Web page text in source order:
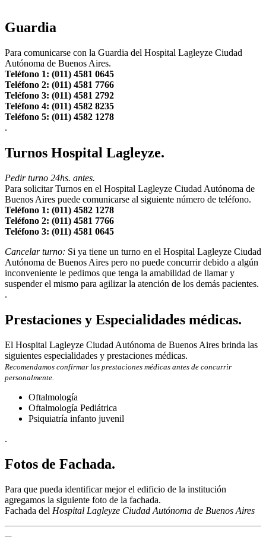
Guardia
Para comunicarse con la Guardia del Hospital Lagleyze Ciudad
Autónoma de Buenos Aires.
Teléfono 1: (011) 4581 0645
Teléfono 2: (011) 4581 7766
Teléfono 3: (011) 4581 2792
Teléfono 4: (011) 4582 8235
Teléfono 5: (011) 4582 1278
.
Turnos Hospital Lagleyze.
Pedir turno 24hs. antes.
Para solicitar Turnos en el Hospital Lagleyze Ciudad Autónoma de
Buenos Aires puede comunicarse al siguiente número de teléfono.
Teléfono 1: (011) 4582 1278
Teléfono 2: (011) 4581 7766
Teléfono 3: (011) 4581 0645
Cancelar turno: Si ya tiene un turno en el Hospital Lagleyze Ciudad
Autónoma de Buenos Aires pero no puede concurrir debido a algún
inconveniente le pedimos que tenga la amabilidad de llamar y
suspender el mismo para agilizar la atención de los demás pacientes.
.
Prestaciones y Especialidades médicas.
El Hospital Lagleyze Ciudad Autónoma de Buenos Aires brinda las
siguientes especialidades y prestaciones médicas.
Recomendamos confirmar las prestaciones médicas antes de concurrir
personalmente.
Oftalmología
Oftalmología Pediátrica
Psiquiatría infanto juvenil
.
Fotos de Fachada.
Para que pueda identificar mejor el edificio de la institución
agregamos la siguiente foto de la fachada.
Fachada del Hospital Lagleyze Ciudad Autónoma de Buenos Aires